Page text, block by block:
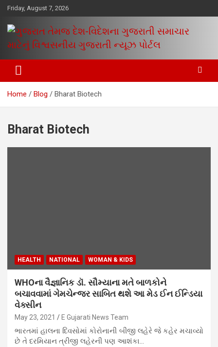
Skip
content
Friday, August 7, 2026
ગુજરાત તેમજ દેશ-વિદેશના ગુજરાતી
સમાચાર માટેનું વિશ્વસનીય ગુજરાતી
ન્યૂઝ પોર્ટલ
Home Blog Bharat Biotech
Bharat Biotech
HEALTH NATIONAL WOMAN & KIDS
WHOના વૈજ્ઞાનિક ડૉ. સૌમ્યાના મતે બાળકોને
બચાવવામાં ગેમચેન્જર સાબિત થશે આ મેડ ઈન ઈન્ડિયા
વેક્સીન
May 23, 2021 E Gujarati News Team
ભારતમાં હાલના દિવસોમાં કોરોનાની બીજી લહેરે જે કહેર મચાવ્યો
છે તે દરમિયાન ત્રીજી લહેરની પણ આશંકા…